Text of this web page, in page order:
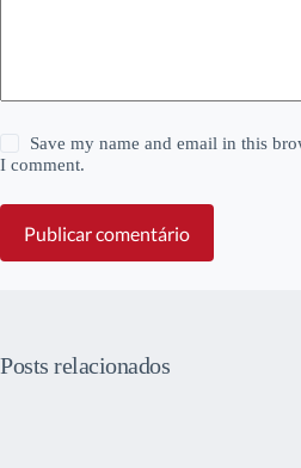
Save my name and email in this
I comment.
Publicar comentário
Posts relacionados